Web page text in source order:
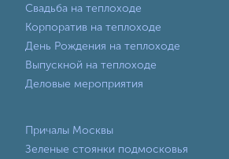
Свадьба на теплоходе
Корпоратив на теплоходе
День Рождения на теплоходе
Выпускной на теплоходе
Деловые мероприятия
Причалы Москвы
Зеленые стоянки подмосковья